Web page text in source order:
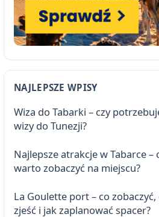
NAJLEPSZE WPISY
Wiza do Tabarki – czy
wizy do Tunezji?
Najlepsze atrakcje w Tabarce –
warto zobaczyć na miejscu?
La Goulette port – co
zjeść i jak zaplanować spacer?